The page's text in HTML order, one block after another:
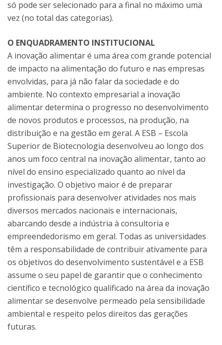
só pode ser selecionado para a final no máximo uma
vez (no total das categorias).
O ENQUADRAMENTO INSTITUCIONAL
A inovação alimentar é uma área com grande potencial
de impacto na alimentação do futuro e nas empresas
envolvidas, para já não falar da sociedade e do
ambiente. No contexto empresarial a inovação
alimentar determina o progresso no desenvolvimento
de novos produtos e processos, na produção, na
distribuição e na gestão em geral. A ESB – Escola
Superior de Biotecnologia desenvolveu ao longo dos
anos um foco central na inovação alimentar, tanto ao
nível do ensino especializado quanto ao nível da
investigação. O objetivo maior é de preparar
profissionais para desenvolver atividades nos mais
diversos mercados nacionais e internacionais,
abarcando desde a indústria à consultoria e
empreendedorismo em geral. Todas as universidades
têm a responsabilidade de contribuir ativamente para
os objetivos do desenvolvimento sustentável e a ESB
assume o seu papel de garantir que o conhecimento
científico e tecnológico qualificado na área da inovação
alimentar se desenvolve permeado pela sensibilidade
ambiental e respeito pelos direitos das gerações
futuras.